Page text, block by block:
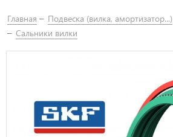
Главная Подвеска (вилка, амортизатор...)
Сальники вилки